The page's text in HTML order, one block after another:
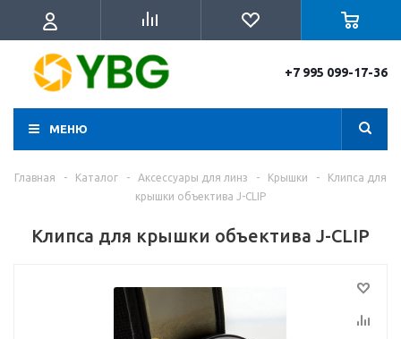
+7 995 099-17-36
МЕНЮ
Главная - Каталог - Аксессуары для линз - Крышки -
Клипса для
крышки объектива J-CLIP
Клипса для крышки объектива J-CLIP